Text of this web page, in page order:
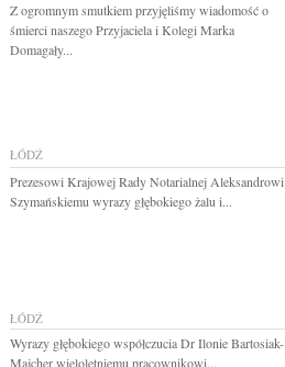
Z ogromnym smutkiem przyjęliśmy wiadomość o
śmierci naszego Przyjaciela i Kolegi Marka
Domagały...
ŁÓDŹ
Prezesowi Krajowej Rady Notarialnej Aleksandrowi
Szymańskiemu wyrazy głębokiego żalu i...
ŁÓDŹ
Wyrazy głębokiego współczucia Dr Ilonie Bartosiak-
Majcher wieloletniemu pracownikowi...